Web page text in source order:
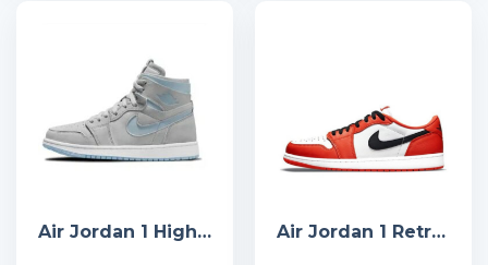
Air Jordan 1 High Zoom Comfort Cool Grey Light Blue Air Jordan 1 Retro Low OG ‘Starfish’